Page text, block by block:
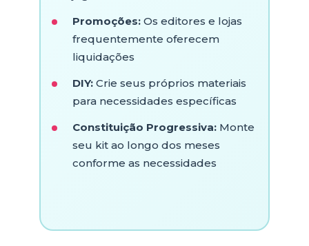
Promoções:Os editores e lojas
frequentemente oferecem
liquidações
DIY:Crie seus próprios materiais
para necessidades específicas
Constituição Progressiva:Monte
seu kit ao longo dos meses
conforme as necessidades